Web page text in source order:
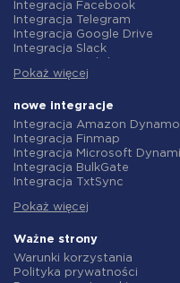
Integracja Facebook
Integracja Telegram
Integracja Google Drive
Integracja Slack
Integracja Gmail
Integracja ClickUp
Integracja Airtable
Integracja Google Contacts
Integracja OpenAI
Integracja Instagram
Integracja ActiveCampaign
Integracja Salesforce CRM
Integracja Notion
Integracja AWeber
Integracja Asana
Pokaż więcej
nowe integracje
Integracja Amazon
Integracja Finmap
Integracja Microsoft
Integracja BulkGate
Integracja TxtSync
Integracja Corezoid
Integracja Instasent
Integracja AtomPark
Integracja TXTImpact
Pokaż więcej
Ważne strony
Warunki korzystania
Polityka prywatności